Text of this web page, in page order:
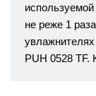
не реже 1
PUH 0528 TF.